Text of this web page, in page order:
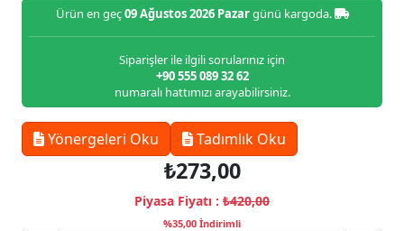
Ürün en geç09 Ağustos 2026 Pazargünü kargoda.
Siparişler ile ilgili sorularınız için
+90 555 089 32 62
numaralı hattımızı arayabilirsiniz.
Yönergeleri Oku Tadımlık Oku
₺273,00
Piyasa Fiyatı : ₺420,00
%35,00 İndirimli